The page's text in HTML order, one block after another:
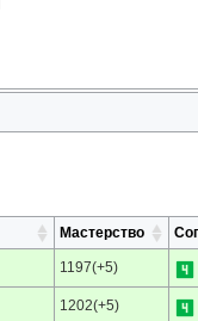
Мастерство
1197(+5)
1202(+5)